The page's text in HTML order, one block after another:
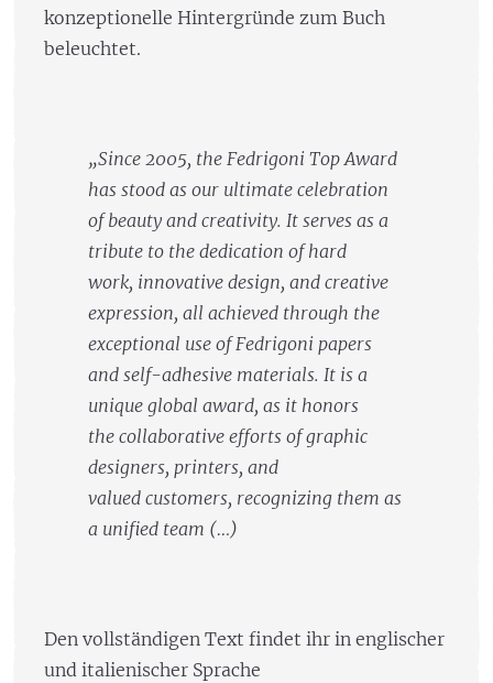
konzeptionelle Hintergründe zum Buch
beleuchtet.
„Since 2005, the Fedrigoni Top Award
has stood as our ultimate celebration
of beauty and creativity. It serves as a
tribute to the dedication of hard
work, innovative design, and creative
expression, all achieved through the
exceptional use of Fedrigoni papers
and self-adhesive materials. It is a
unique global award, as it honors
the collaborative efforts of graphic
designers, printers, and
valued customers, recognizing them as
a unified team (…)
Den vollständigen Text findet ihr in englischer
und italienischer Sprache